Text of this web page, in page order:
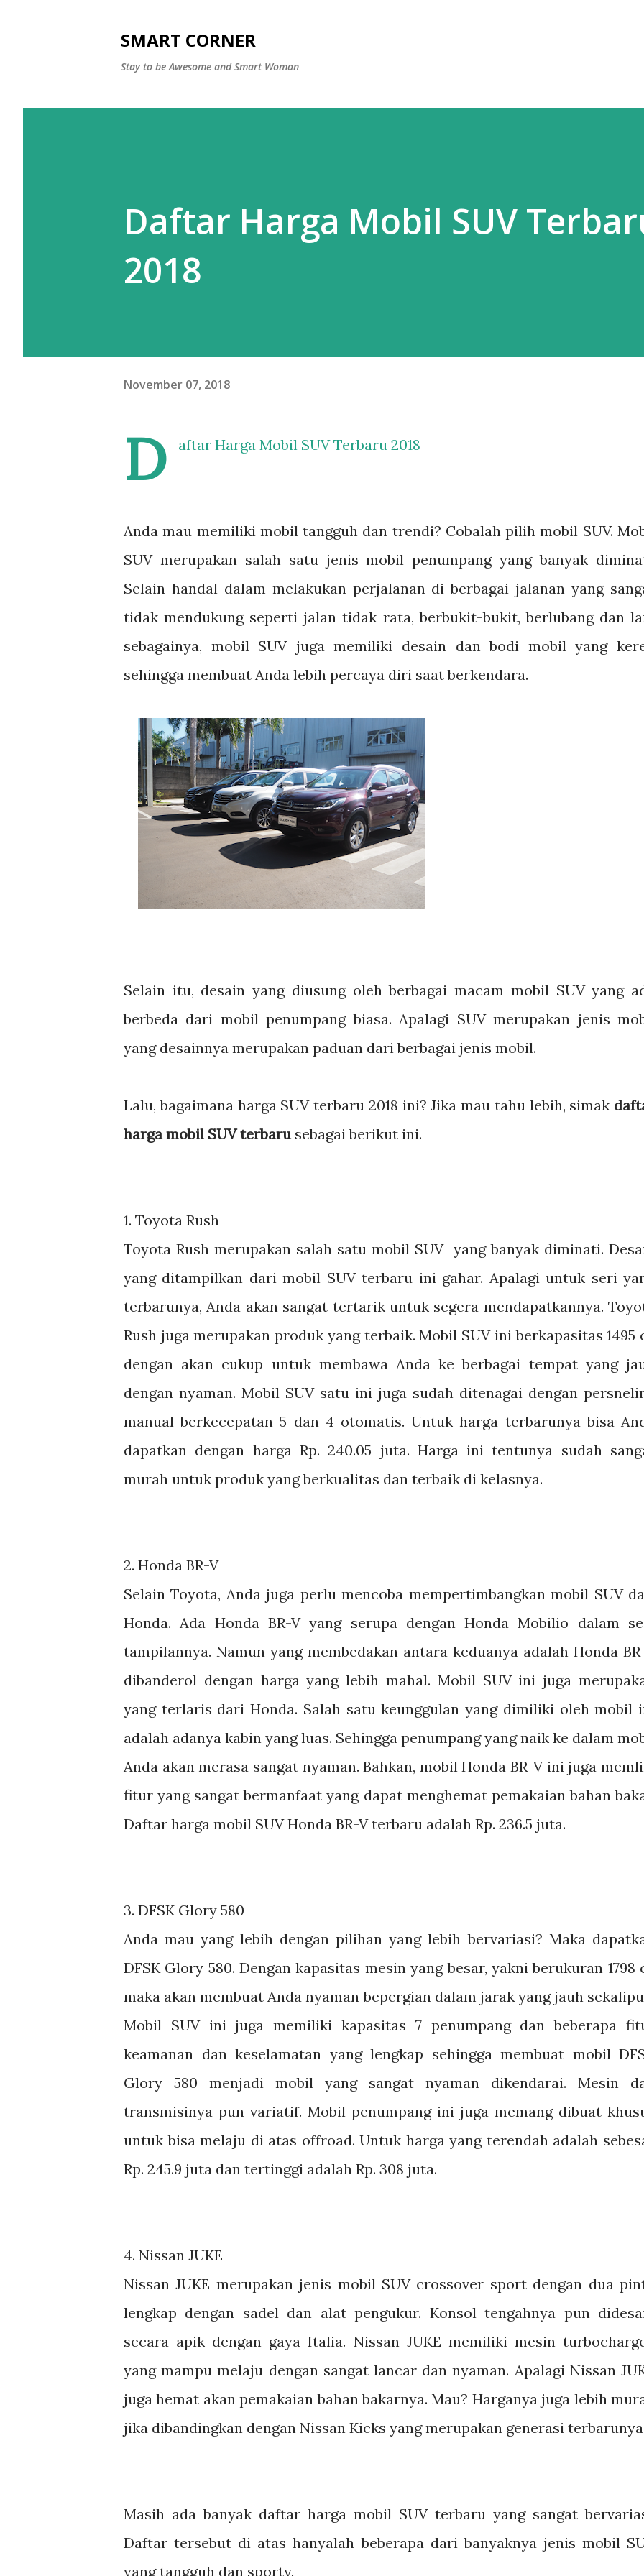
SMART CORNER
Stay to be Awesome and Smart Woman
Daftar Harga Mobil SUV
2018
November 07, 2018
D aftar Harga Mobil SUV Terbaru 2018
Anda mau memiliki mobil tangguh dan trendi? Cobalah pilih mobil SUV.
SUV merupakan salah satu jenis mobil penumpang yang banyak
Selain handal dalam melakukan perjalanan di berbagai jalanan yang
tidak mendukung seperti jalan tidak rata, berbukit-bukit, berlubang dan
sebagainya, mobil SUV juga memiliki desain dan bodi mobil yang
sehingga membuat Anda lebih percaya diri saat berkendara.
Selain itu, desain yang diusung oleh berbagai macam mobil SUV yang
berbeda dari mobil penumpang biasa. Apalagi SUV merupakan jenis
yang desainnya merupakan paduan dari berbagai jenis mobil.
Lalu, bagaimana harga SUV terbaru 2018 ini? Jika mau tahu lebih, simak
harga mobil SUV terbarusebagai berikut ini.
1. Toyota Rush
Toyota Rush merupakan salah satu mobil SUV yang banyak diminati.
yang ditampilkan dari mobil SUV terbaru ini gahar. Apalagi untuk seri
terbarunya, Anda akan sangat tertarik untuk segera mendapatkannya.
Rush juga merupakan produk yang terbaik. Mobil SUV ini berkapasitas 1495
dengan akan cukup untuk membawa Anda ke berbagai tempat yang
dengan nyaman. Mobil SUV satu ini juga sudah ditenagai dengan
manual berkecepatan 5 dan 4 otomatis. Untuk harga terbarunya bisa
dapatkan dengan harga Rp. 240.05 juta. Harga ini tentunya sudah
murah untuk produk yang berkualitas dan terbaik di kelasnya.
2. Honda BR-V
Selain Toyota, Anda juga perlu mencoba mempertimbangkan mobil SUV
Honda. Ada Honda BR-V yang serupa dengan Honda Mobilio dalam
tampilannya. Namun yang membedakan antara keduanya adalah Honda
dibanderol dengan harga yang lebih mahal. Mobil SUV ini juga
yang terlaris dari Honda. Salah satu keunggulan yang dimiliki oleh mobil
adalah adanya kabin yang luas. Sehingga penumpang yang naik ke dalam
Anda akan merasa sangat nyaman. Bahkan, mobil Honda BR-V ini juga
fitur yang sangat bermanfaat yang dapat menghemat pemakaian bahan
Daftar harga mobil SUV Honda BR-V terbaru adalah Rp. 236.5 juta.
3. DFSK Glory 580
Anda mau yang lebih dengan pilihan yang lebih bervariasi? Maka
DFSK Glory 580. Dengan kapasitas mesin yang besar, yakni berukuran 1798
maka akan membuat Anda nyaman bepergian dalam jarak yang jauh
Mobil SUV ini juga memiliki kapasitas 7 penumpang dan beberapa
keamanan dan keselamatan yang lengkap sehingga membuat mobil
Glory 580 menjadi mobil yang sangat nyaman dikendarai. Mesin
transmisinya pun variatif. Mobil penumpang ini juga memang dibuat
untuk bisa melaju di atas offroad. Untuk harga yang terendah adalah
Rp. 245.9 juta dan tertinggi adalah Rp. 308 juta.
4. Nissan JUKE
Nissan JUKE merupakan jenis mobil SUV crossover sport dengan dua
lengkap dengan sadel dan alat pengukur. Konsol tengahnya pun
secara apik dengan gaya Italia. Nissan JUKE memiliki mesin
yang mampu melaju dengan sangat lancar dan nyaman. Apalagi Nissan
juga hemat akan pemakaian bahan bakarnya. Mau? Harganya juga lebih
jika dibandingkan dengan Nissan Kicks yang merupakan generasi
Masih ada banyak daftar harga mobil SUV terbaru yang sangat
Daftar tersebut di atas hanyalah beberapa dari banyaknya jenis mobil
yang tangguh dan sporty.